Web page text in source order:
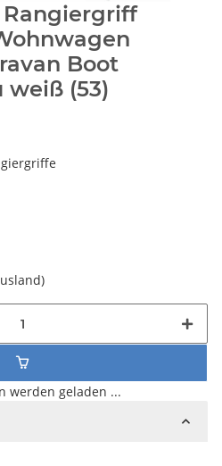
Boot
(53)
werden geladen ...